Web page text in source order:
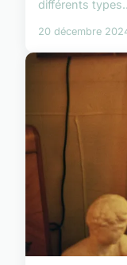
différents
20 décembre